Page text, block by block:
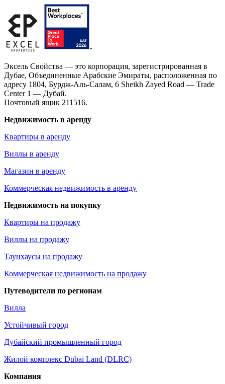
Эксель Свойства — это корпорация, зарегистрированная в
Дубае, Объединенные Арабские Эмираты, расположенная по
адресу 1804, Бурдж-Аль-Салам, 6 Sheikh Zayed Road — Trade
Center 1 — Дубай.
Почтовый ящик 211516.
Недвижимость в аренду
Квартиры в аренду
Виллы в аренду
Магазин в аренду
Коммерческая недвижимость в аренду
Недвижимость на покупку
Квартиры на продажу
Виллы на продажу
Таунхаусы на продажу
Коммерческая недвижимость на продажу
Путеводители по регионам
Вилла
Устойчивый город
Дубайский промышленный город
Жилой комплекс Dubai Land (DLRC)
Компания